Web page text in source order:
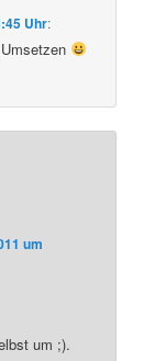
Uhr:
um
um ;).